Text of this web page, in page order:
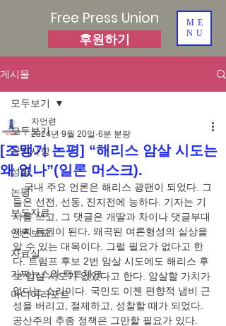
Free Press Union
후원하기
ME
NU
게시물
모두보기
공지사항
성명
논평
보도자료
언론보도
자료실
가짜뉴스와 팩트체크
미디어리포트
모두보기
[조맹기 논평] “해리스 암살 시도는
왜 없나”(일론 머스크).
자언련
2024년 9월 20일 6분 분량
국내 주요 언론은 해리스 광팬이 되었다. 그
들은 선전, 선동, 진지전에 능하다. 기자는 기
사를 쓰고, 그 댓글은 개딸과 차이나 댓글부대
까지 동원이 된다. 왜곡된 여론형성의 실상을
알 수 있는 대목이다. 그럴 필요가 없다고 한
다. 트럼프 후보 2번 암살 시도에도 해리스 후
보 암살 시도가 없었다고 한다. 암살할 가치가
없다는 소리이다. 국민도 이젠 편향적 냄비 근
성을 버리고, 절제하고, 성찰할 때가 되었다.
공산주의 추종 정책은 그만할 필요가 있다.